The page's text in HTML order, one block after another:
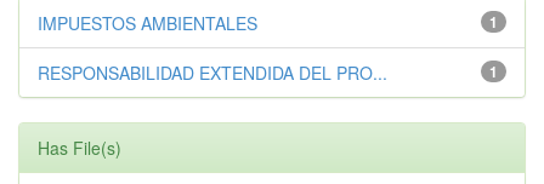
1
IMPUESTOS AMBIENTALES
1
RESPONSABILIDAD EXTENDIDA DEL PRO...
Has File(s)